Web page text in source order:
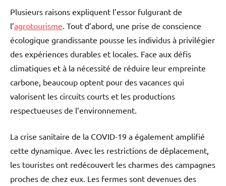
Plusieurs raisons expliquent l’essor fulgurant de
l’agrotourisme . Tout d’abord, une prise de conscience
écologique grandissante pousse les individus à privilégier
des expériences durables et locales. Face aux défis
climatiques et à la nécessité de réduire leur empreinte
carbone, beaucoup optent pour des vacances qui
valorisent les circuits courts et les productions
respectueuses de l’environnement.
La crise sanitaire de la COVID-19 a également amplifié
cette dynamique. Avec les restrictions de déplacement,
les touristes ont redécouvert les charmes des campagnes
proches de chez eux. Les fermes sont devenues des